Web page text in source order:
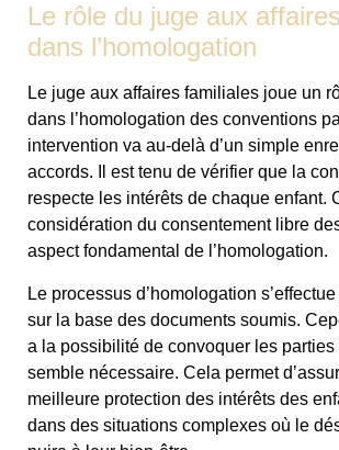
Le rôle du juge aux
dans l’homologation
Le juge aux affaires familiales joue un
dans l’homologation des conventions
intervention va au-delà d’un simple
accords. Il est tenu de vérifier que la
respecte les intérêts de chaque enfant.
considération du consentement libre
aspect fondamental de l’homologation.
Le processus d’homologation
sur la base des documents soumis.
a la possibilité de convoquer les parties
semble nécessaire. Cela permet
meilleure protection des intérêts des
dans des situations complexes où le